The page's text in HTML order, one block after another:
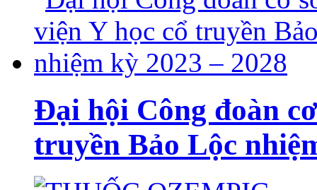
Đại hội Công đoàn
truyền Bảo Lộc